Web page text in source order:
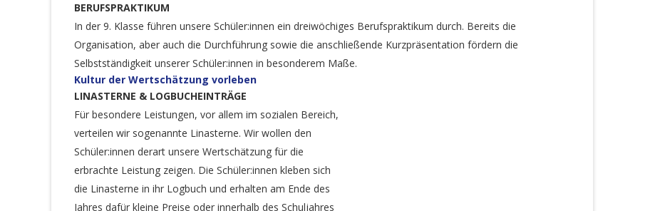
BERUFSPRAKTIKUM
In der 9. Klasse führen unsere Schüler:innen ein dreiwöchiges Berufspraktikum durch. Bereits die
Organisation, aber auch die Durchführung sowie die anschließende Kurzpräsentation fördern die
Selbstständigkeit unserer Schüler:innen in besonderem Maße.
Kultur der Wertschätzung vorleben
LINASTERNE & LOGBUCHEINTRÄGE
Für besondere Leistungen, vor allem im sozialen Bereich,
verteilen wir sogenannte Linasterne. Wir wollen den
Schüler:innen derart unsere Wertschätzung für die
erbrachte Leistung zeigen. Die Schüler:innen kleben sich
die Linasterne in ihr Logbuch und erhalten am Ende des
Jahres dafür kleine Preise oder innerhalb des Schuljahres